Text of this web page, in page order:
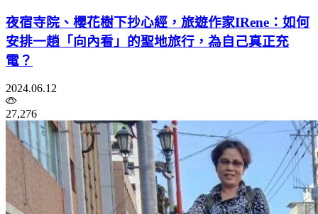
夜宿寺院、櫻花樹下抄心經，旅遊作家IRene：如何
安排一趟「向內看」的聖地旅行，為自己真正充
電？
2024.06.12
27,276